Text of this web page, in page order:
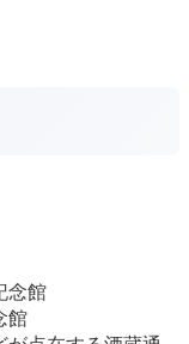
念館
館